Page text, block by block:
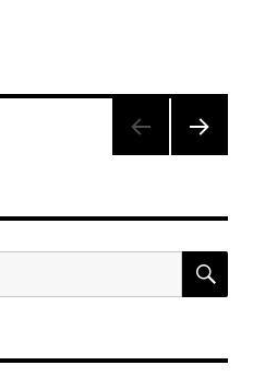
ANT
E